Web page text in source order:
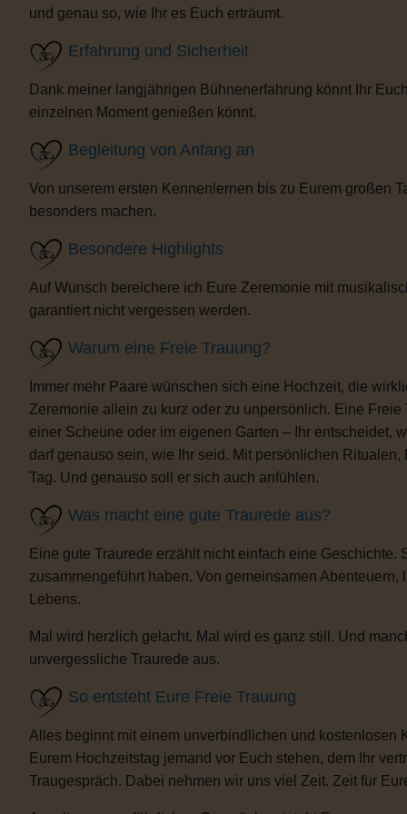
und genau so, wie Ihr es Euch erträumt.
Erfahrung und Sicherheit
Dank meiner langjährigen Bühnenerfahrung könnt Ihr
einzelnen Moment genießen könnt.
Begleitung von Anfang an
Von unserem ersten Kennenlernen bis zu Eurem großen
besonders machen.
Besondere Highlights
Auf Wunsch bereichere ich Eure Zeremonie mit
garantiert nicht vergessen werden.
Warum eine Freie Trauung?
Immer mehr Paare wünschen sich eine Hochzeit, die
Zeremonie allein zu kurz oder zu unpersönlich. Eine
einer Scheune oder im eigenen Garten – Ihr entscheidet,
darf genauso sein, wie Ihr seid. Mit persönlichen
Tag. Und genauso soll er sich auch anfühlen.
Was macht eine gute Traurede aus?
Eine gute Traurede erzählt nicht einfach eine
zusammengeführt haben. Von gemeinsamen
Lebens.
Mal wird herzlich gelacht. Mal wird es ganz still. Und
unvergessliche Traurede aus.
So entsteht Eure Freie Trauung
Alles beginnt mit einem unverbindlichen und
Eurem Hochzeitstag jemand vor Euch stehen, dem Ihr
Traugespräch. Dabei nehmen wir uns viel Zeit. Zeit für